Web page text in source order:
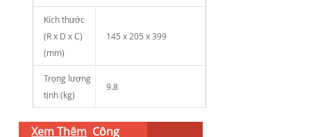
Kích thước
(R x D x C)
(mm)
145 x 205 x 399
Trọng lượng
tịnh (kg)
9.8
Xem Thêm Công